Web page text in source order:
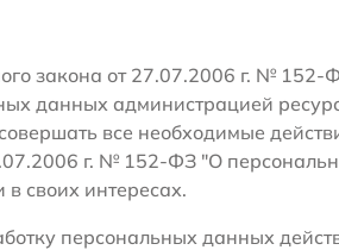
закона от 27.07.2006 г. №
данных администрацией
все необходимые
г. № 152-ФЗ "О
в своих интересах.
персональных данных